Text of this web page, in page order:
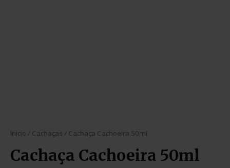
Início / Cachaças / Cachaça Cachoeira 50ml
Cachaça Cachoeira 50ml